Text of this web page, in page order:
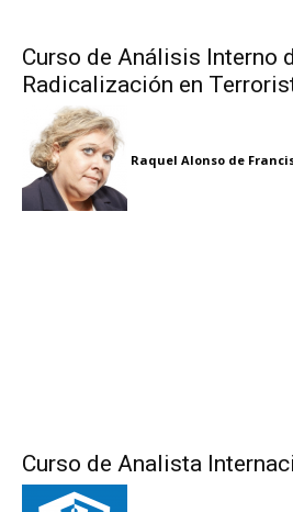
Curso de Análisis Interno
Radicalización en
Raquel Alonso de
Curso de Analista